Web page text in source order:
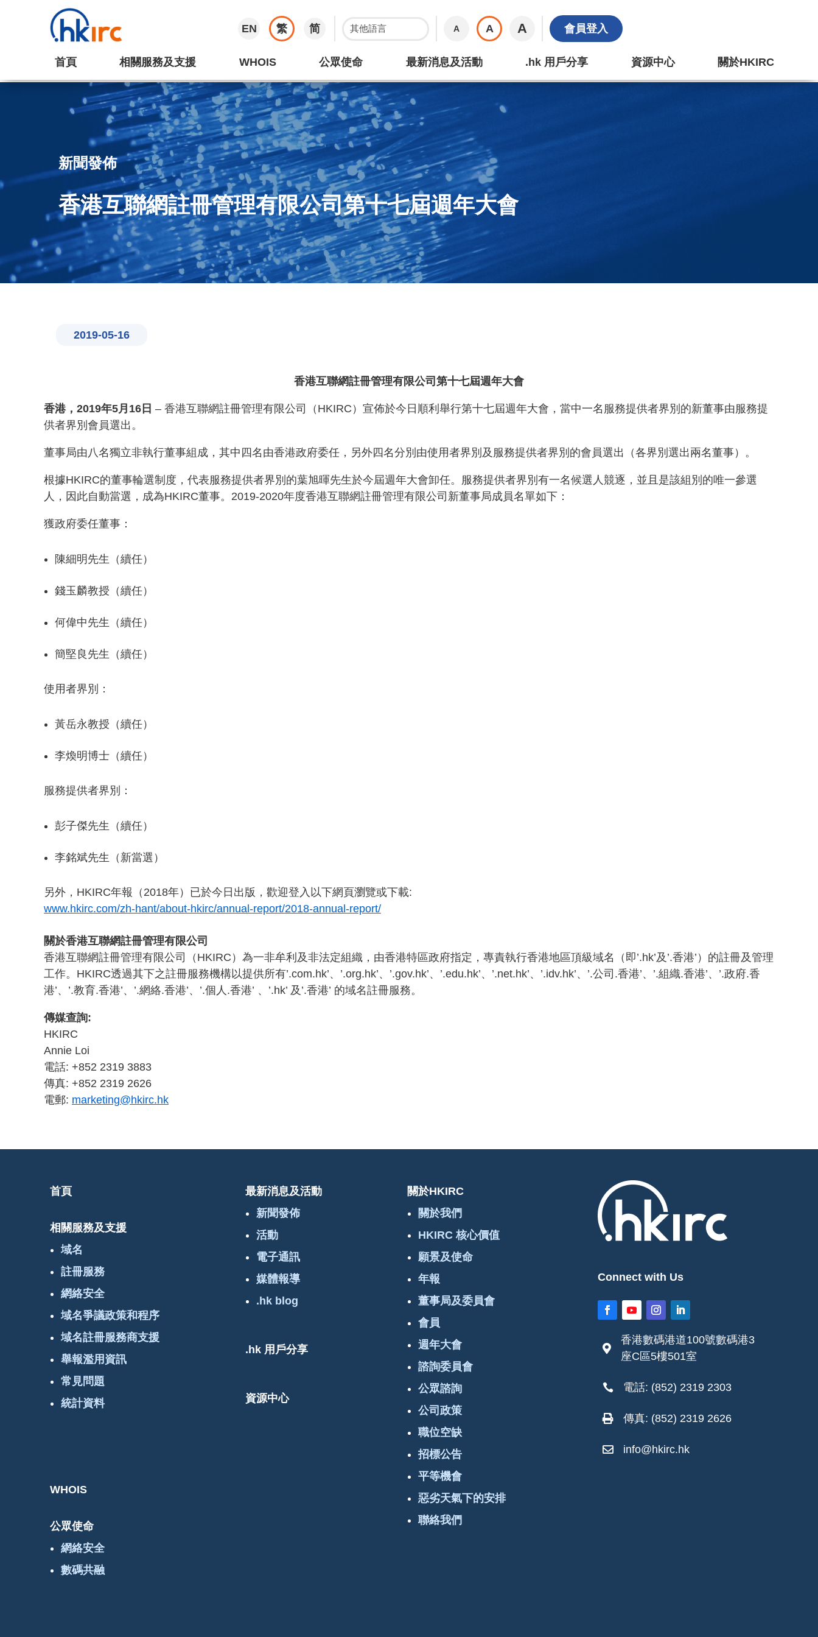
EN 繁 简 A A A 會員登入
首頁 相關服務及支援 WHOIS 公眾使命 最新消息及活動 .hk 用戶分享 資源中心 關於HKIRC
新聞發佈
香港互聯網註冊管理有限公司第十七屆週年大會
2019-05-16
香港互聯網註冊管理有限公司第十七屆週年大會
香港，2019年5月16日 – 香港互聯網註冊管理有限公司（HKIRC）宣佈於今日順利舉行第十七屆週年大會，當中一名服務提供者界別的新董事由服務提
供者界別會員選出。
董事局由八名獨立非執行董事組成，其中四名由香港政府委任，另外四名分別由使用者界別及服務提供者界別的會員選出（各界別選出兩名董事）。
根據HKIRC的董事輪選制度，代表服務提供者界別的葉旭暉先生於今屆週年大會卸任。服務提供者界別有一名候選人競逐，並且是該組別的唯一參選
人，因此自動當選，成為HKIRC董事。2019-2020年度香港互聯網註冊管理有限公司新董事局成員名單如下：
獲政府委任董事：
陳細明先生（續任）
錢玉麟教授（續任）
何偉中先生（續任）
簡堅良先生（續任）
使用者界別：
黃岳永教授（續任）
李煥明博士（續任）
服務提供者界別：
彭子傑先生（續任）
李銘斌先生（新當選）
另外，HKIRC年報（2018年）已於今日出版，歡迎登入以下網頁瀏覽或下載:
www.hkirc.com/zh-hant/about-hkirc/annual-report/2018-annual-report/
關於香港互聯網註冊管理有限公司
香港互聯網註冊管理有限公司（HKIRC）為一非牟利及非法定組織，由香港特區政府指定，專責執行香港地區頂級域名（即’.hk’及’.香港’）的註冊及管理
工作。HKIRC透過其下之註冊服務機構以提供所有’.com.hk’、’.org.hk’、’.gov.hk’、’.edu.hk’、’.net.hk’、’.idv.hk’、’.公司.香港’、’.組織.香港’、’.政府.香
港’、’.教育.香港’、’.網絡.香港’、’.個人.香港’ 、’.hk’ 及’.香港’ 的域名註冊服務。
傳媒查詢:
HKIRC
Annie Loi
電話: +852 2319 3883
傳真: +852 2319 2626
電郵: marketing@hkirc.hk
首頁
相關服務及支援
域名
註冊服務
網絡安全
域名爭議政策和程序
域名註冊服務商支援
舉報濫用資訊
常見問題
統計資料
WHOIS
公眾使命
網絡安全
數碼共融
最新消息及活動
新聞發佈
活動
電子通訊
媒體報導
.hk blog
.hk 用戶分享
資源中心
關於HKIRC
關於我們
HKIRC 核心價值
願景及使命
年報
董事局及委員會
會員
週年大會
諮詢委員會
公眾諮詢
公司政策
職位空缺
招標公告
平等機會
惡劣天氣下的安排
聯絡我們
Connect with Us

香港數碼港道100號數碼港3
座C區5樓501室
 電話: (852) 2319 2303
 傳真: (852) 2319 2626
 info@hkirc.hk